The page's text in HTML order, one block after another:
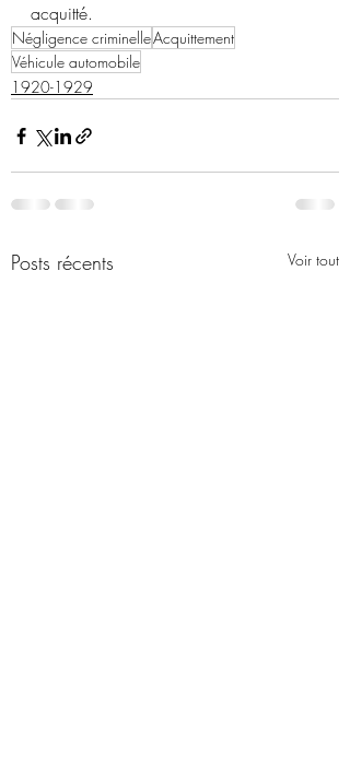
acquitté.
Négligence criminelleAcquittement
Véhicule automobile
1920-1929
Posts récents Voir tout